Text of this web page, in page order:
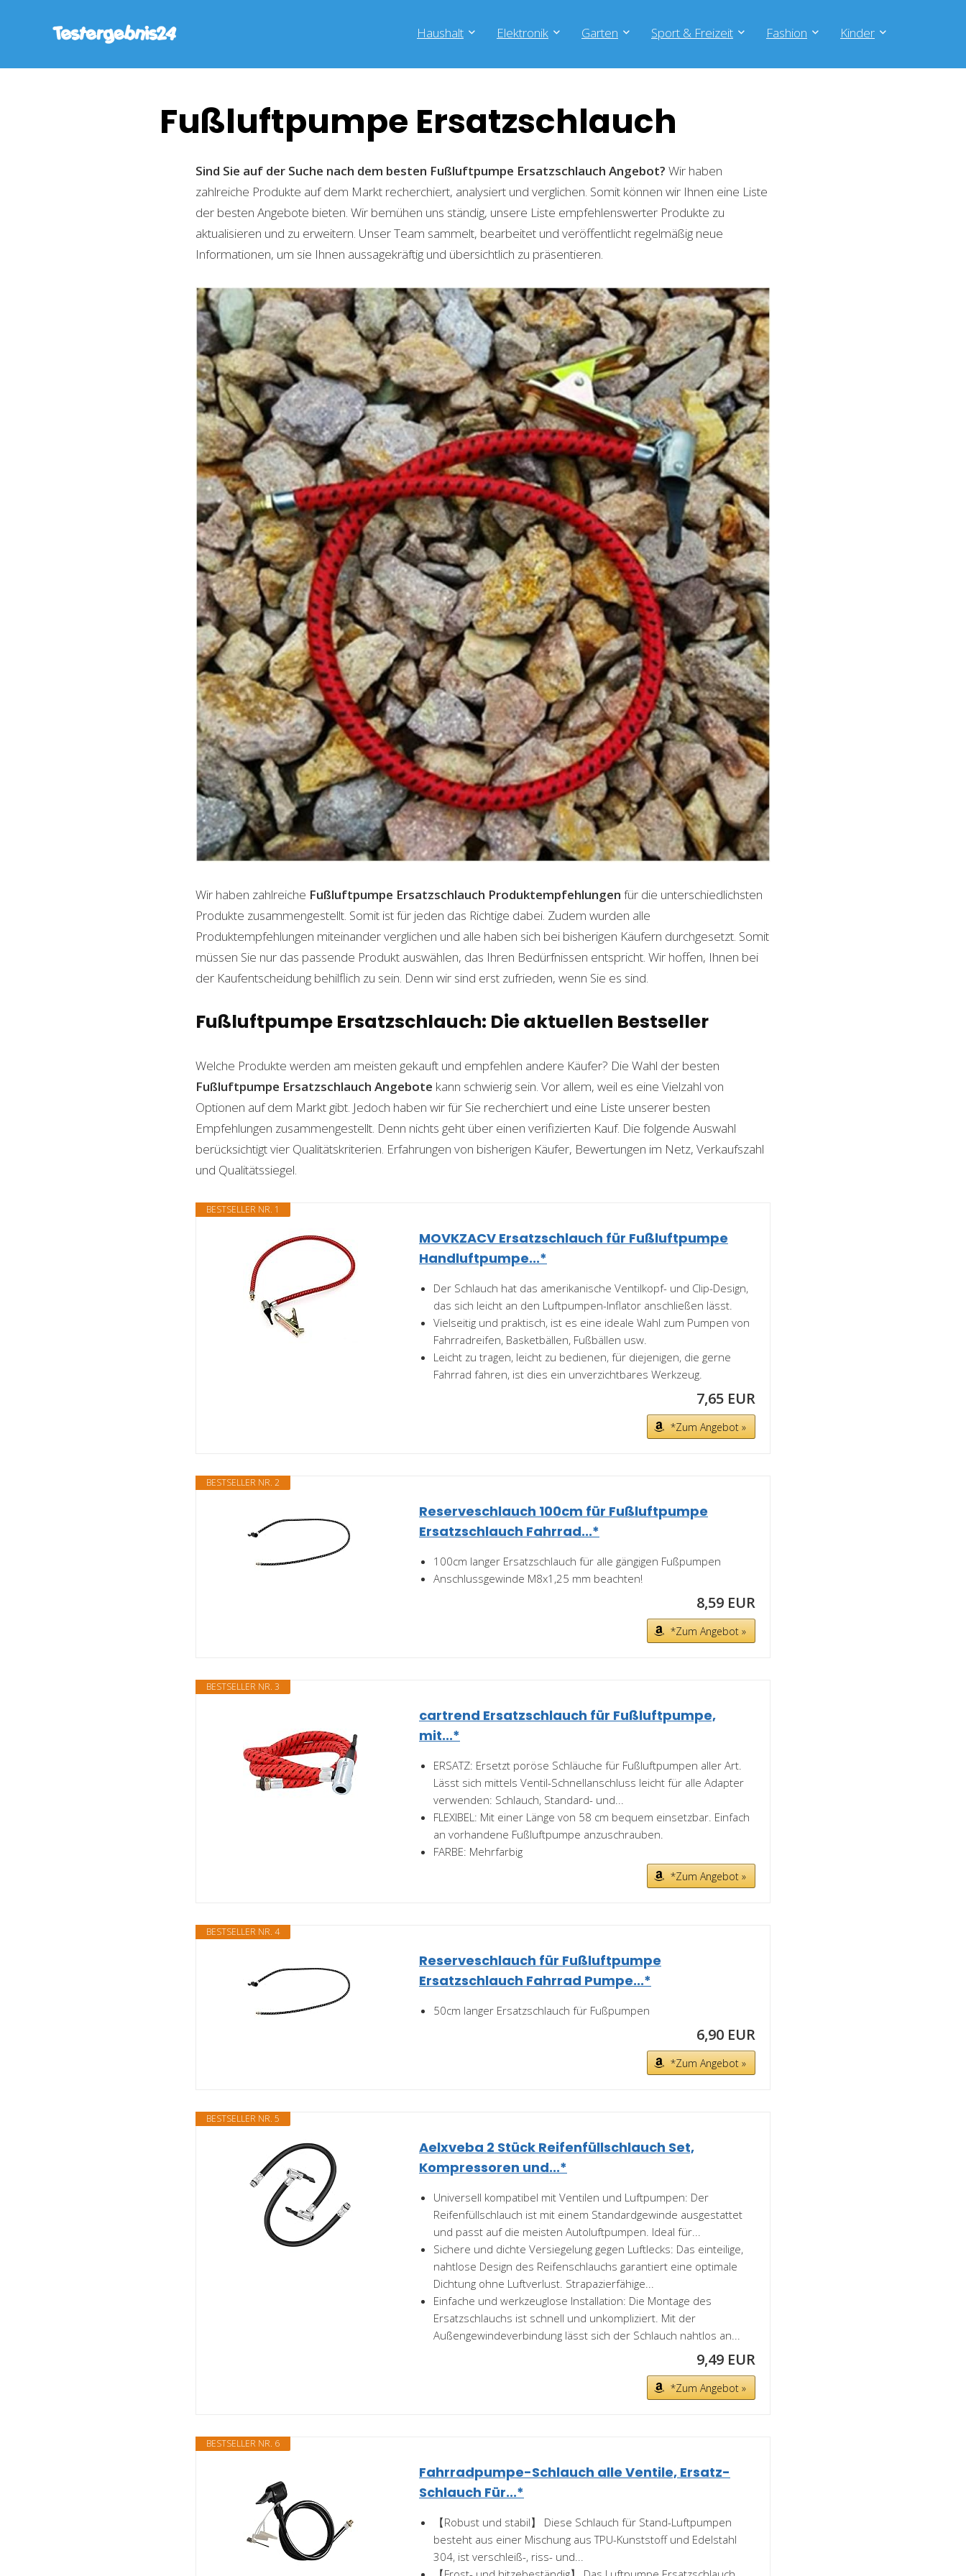
Haushalt Elektronik Garten Sport & Freizeit Fashion Kinder
Fußluftpumpe Ersatzschlauch
Sind Sie auf der Suche nach dem besten Fußluftpumpe Ersatzschlauch Angebot? Wir haben
zahlreiche Produkte auf dem Markt recherchiert, analysiert und verglichen. Somit können wir Ihnen eine Liste
der besten Angebote bieten. Wir bemühen uns ständig, unsere Liste empfehlenswerter Produkte zu
aktualisieren und zu erweitern. Unser Team sammelt, bearbeitet und veröffentlicht regelmäßig neue
Informationen, um sie Ihnen aussagekräftig und übersichtlich zu präsentieren.
Wir haben zahlreiche Fußluftpumpe Ersatzschlauch Produktempfehlungen für die unterschiedlichsten
Produkte zusammengestellt. Somit ist für jeden das Richtige dabei. Zudem wurden alle
Produktempfehlungen miteinander verglichen und alle haben sich bei bisherigen Käufern durchgesetzt. Somit
müssen Sie nur das passende Produkt auswählen, das Ihren Bedürfnissen entspricht. Wir hoffen, Ihnen bei
der Kaufentscheidung behilflich zu sein. Denn wir sind erst zufrieden, wenn Sie es sind.
Fußluftpumpe Ersatzschlauch: Die aktuellen Bestseller
Welche Produkte werden am meisten gekauft und empfehlen andere Käufer? Die Wahl der besten
Fußluftpumpe Ersatzschlauch Angebote kann schwierig sein. Vor allem, weil es eine Vielzahl von
Optionen auf dem Markt gibt. Jedoch haben wir für Sie recherchiert und eine Liste unserer besten
Empfehlungen zusammengestellt. Denn nichts geht über einen verifizierten Kauf. Die folgende Auswahl
berücksichtigt vier Qualitätskriterien. Erfahrungen von bisherigen Käufer, Bewertungen im Netz, Verkaufszahl
und Qualitätssiegel.
BESTSELLER NR. 1
MOVKZACV Ersatzschlauch für Fußluftpumpe
Handluftpumpe...*
Der Schlauch hat das amerikanische Ventilkopf- und Clip-Design,
das sich leicht an den Luftpumpen-Inflator anschließen lässt.
Vielseitig und praktisch, ist es eine ideale Wahl zum Pumpen von
Fahrradreifen, Basketbällen, Fußbällen usw.
Leicht zu tragen, leicht zu bedienen, für diejenigen, die gerne
Fahrrad fahren, ist dies ein unverzichtbares Werkzeug.
7,65 EUR
*Zum Angebot »
BESTSELLER NR. 2
Reserveschlauch 100cm für Fußluftpumpe
Ersatzschlauch Fahrrad...*
100cm langer Ersatzschlauch für alle gängigen Fußpumpen
Anschlussgewinde M8x1,25 mm beachten!
8,59 EUR
*Zum Angebot »
BESTSELLER NR. 3
cartrend Ersatzschlauch für Fußluftpumpe,
mit...*
ERSATZ: Ersetzt poröse Schläuche für Fußluftpumpen aller Art.
Lässt sich mittels Ventil-Schnellanschluss leicht für alle Adapter
verwenden: Schlauch, Standard- und...
FLEXIBEL: Mit einer Länge von 58 cm bequem einsetzbar. Einfach
an vorhandene Fußluftpumpe anzuschrauben.
FARBE: Mehrfarbig
*Zum Angebot »
BESTSELLER NR. 4
Reserveschlauch für Fußluftpumpe
Ersatzschlauch Fahrrad Pumpe...*
50cm langer Ersatzschlauch für Fußpumpen
6,90 EUR
*Zum Angebot »
BESTSELLER NR. 5
Aelxveba 2 Stück Reifenfüllschlauch Set,
Kompressoren und...*
Universell kompatibel mit Ventilen und Luftpumpen: Der
Reifenfüllschlauch ist mit einem Standardgewinde ausgestattet
und passt auf die meisten Autoluftpumpen. Ideal für...
Sichere und dichte Versiegelung gegen Luftlecks: Das einteilige,
nahtlose Design des Reifenschlauchs garantiert eine optimale
Dichtung ohne Luftverlust. Strapazierfähige...
Einfache und werkzeuglose Installation: Die Montage des
Ersatzschlauchs ist schnell und unkompliziert. Mit der
Außengewindeverbindung lässt sich der Schlauch nahtlos an...
9,49 EUR
*Zum Angebot »
BESTSELLER NR. 6
Fahrradpumpe-Schlauch alle Ventile, Ersatz-
Schlauch Für...*
【Robust und stabil】 Diese Schlauch für Stand-Luftpumpen
besteht aus einer Mischung aus TPU-Kunststoff und Edelstahl
304, ist verschleiß-, riss- und...